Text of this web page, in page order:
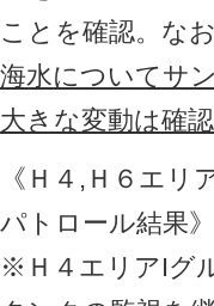
ことを確認。な
海水についてサ
大きな変動は確
《Ｈ４,Ｈ６エ
パトロール結果》
※Ｈ４エリアIグ